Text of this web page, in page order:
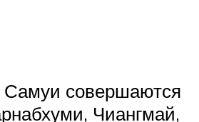
Самуи совершаются
Чиангмай,